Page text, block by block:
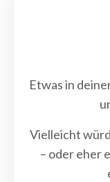
Etwas in
Vielleicht
– oder eher